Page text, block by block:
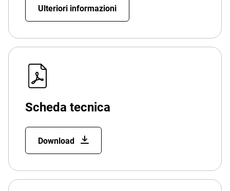
Ulteriori informazioni
Scheda tecnica
Download